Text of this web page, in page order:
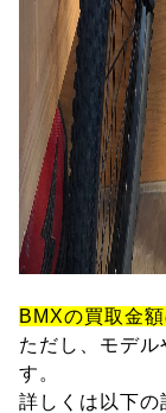
BMXの買取金
ただし、モデル
す。
詳しくは以下の